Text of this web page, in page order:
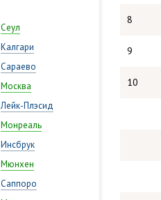
Сеул
Калгари
Сараево
Москва
Лейк-Плэсид
Монреаль
Инсбрук
Мюнхен
Саппоро
8
9
10